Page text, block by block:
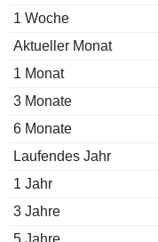
1 Woche
Aktueller Monat
1 Monat
3 Monate
6 Monate
Laufendes Jahr
1 Jahr
3 Jahre